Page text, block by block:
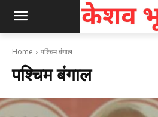
Home पश्चिम बंगाल
पश्चिम बंगाल